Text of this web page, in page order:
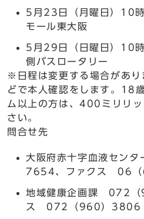
5月23日（月曜日）10
モール東大阪
5月29日（日曜日）10
側バスロータリー
※日程は変更する場合があり
どで本人確認をします。18
ム以上の方は、400ミリリ
さい。
問合せ先
大阪府赤十字血液セン
7654、ファクス 06
地域健康企画課 072
ス 072（960）3806